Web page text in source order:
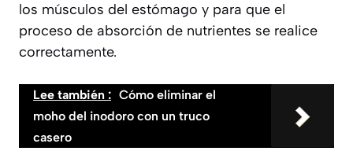
los músculos del estómago y para que el
proceso de absorción de nutrientes se realice
correctamente.
Lee también : Cómo eliminar el
moho del inodoro con un truco
casero